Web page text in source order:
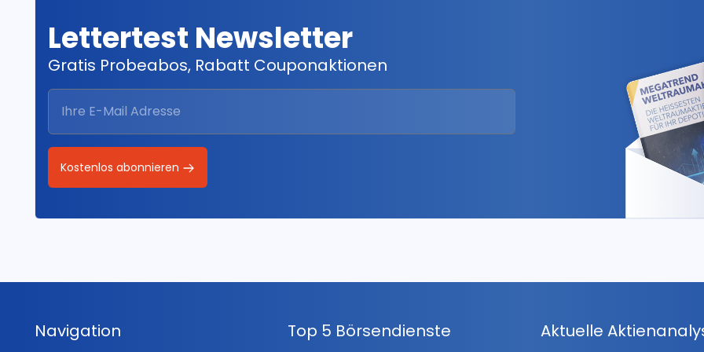
Lettertest Newsletter
Gratis Probeabos, Rabatt Couponaktionen
Kostenlos abonnieren
Navigation Top 5 Börsendienste Aktuelle